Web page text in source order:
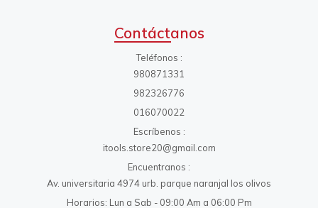
Contáctanos
Teléfonos
980871331
982326776
016070022
Escríbenos
itools.store20@gmail.com
Encuentranos
Av. universitaria 4974 urb. parque naranjal los olivos
Horarios: Lun a Sab - 09:00 Am a 06:00 Pm